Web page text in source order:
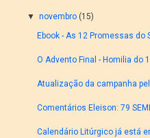
▼ novembro (15)
Ebook - As 12 Promessas do
O Advento Final - Homilia do
Atualização da campanha
Comentários Eleison: 79
Calendário Litúrgico já está